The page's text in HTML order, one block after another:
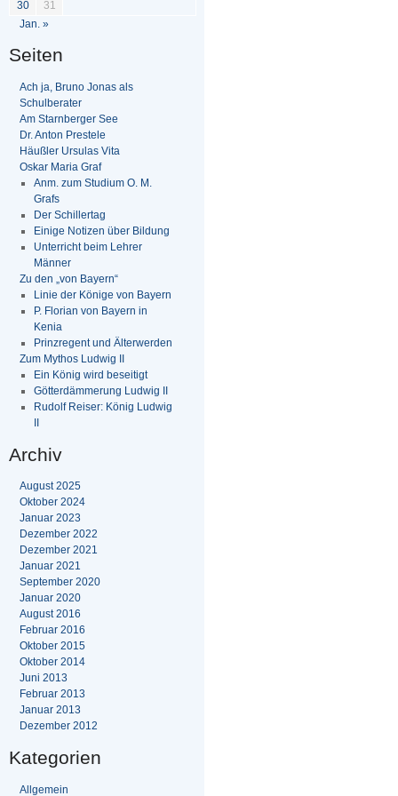
30
31
Jan. »
Seiten
Ach ja, Bruno Jonas als
Schulberater
Am Starnberger See
Dr. Anton Prestele
Häußler Ursulas Vita
Oskar Maria Graf
Anm. zum Studium O. M.
Grafs
Der Schillertag
Einige Notizen über Bildung
Unterricht beim Lehrer
Männer
Zu den „von Bayern“
Linie der Könige von Bayern
P. Florian von Bayern in
Kenia
Prinzregent und Älterwerden
Zum Mythos Ludwig II
Ein König wird beseitigt
Götterdämmerung Ludwig II
Rudolf Reiser: König Ludwig
II
Archiv
August 2025
Oktober 2024
Januar 2023
Dezember 2022
Dezember 2021
Januar 2021
September 2020
Januar 2020
August 2016
Februar 2016
Oktober 2015
Oktober 2014
Juni 2013
Februar 2013
Januar 2013
Dezember 2012
Kategorien
Allgemein